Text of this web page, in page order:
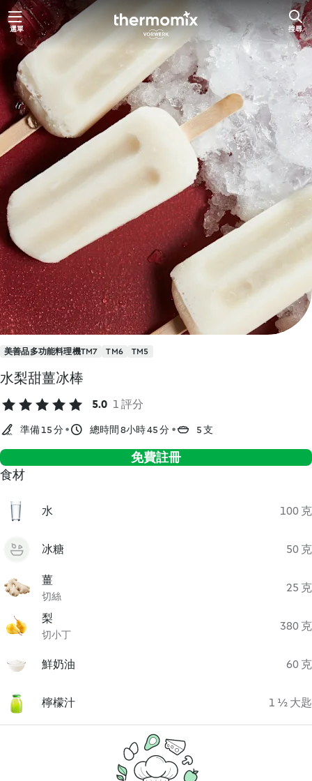
跳
主
容
選單 搜尋
美善品多功能料理機TM7 TM6 TM5
水梨甜薑冰棒
5.0 1 評分
準備 15 分 總時間 8小時 45 分 5 支
免費註冊
食材
水 100 克
冰糖 50 克
薑
切絲
25 克
梨
切小丁
380 克
鮮奶油 60 克
檸檬汁 1 ½ 大匙